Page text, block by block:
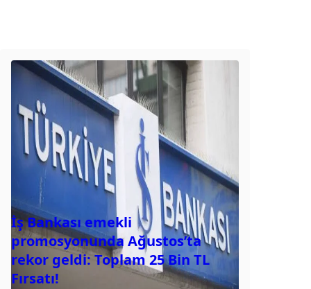
İş Bankası emekli
promosyonunda Ağustos’ta
rekor geldi: Toplam 25 Bin TL
Fırsatı!